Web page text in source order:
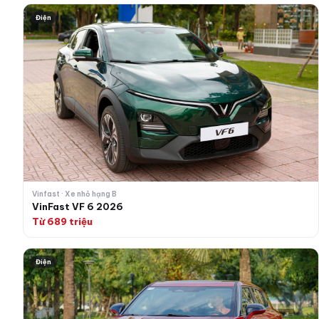
VinFast VF 6 2026
Điện
Vinfast · Xe nhỏ hạng B
VinFast VF 6 2026
Từ 689 triệu
VinFast VF 7 2026
Điện